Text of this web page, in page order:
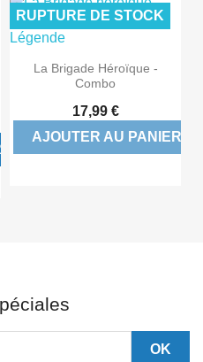
La Brigade Héroïque -
Combo
17,99 €
AJOUTER AU PANIER
RUPTURE DE STOCK